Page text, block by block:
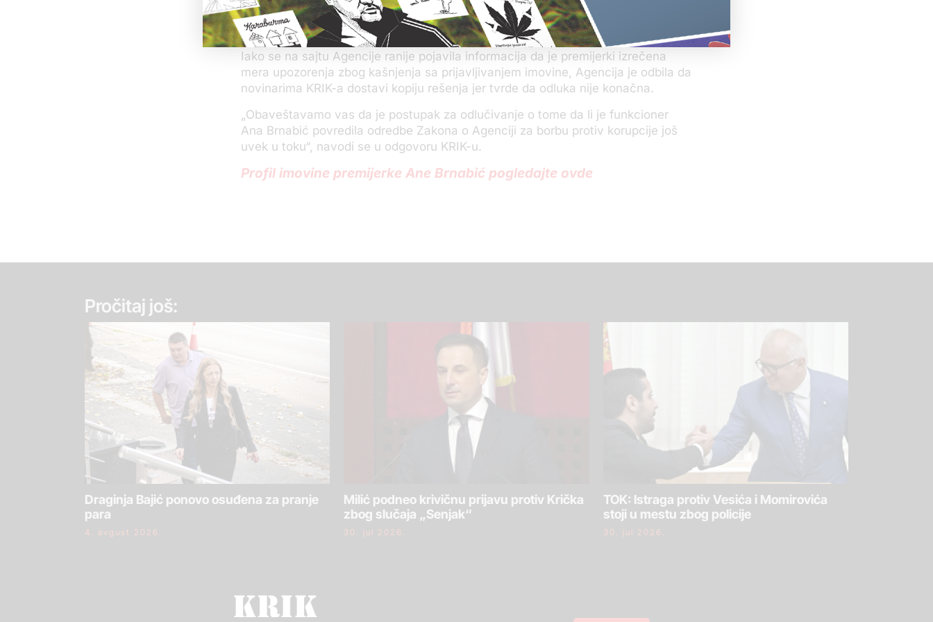
koje im je premijerka dostavila ne postoji informacija o površini nasleđene
imovine.
Iako se na sajtu Agencije ranije pojavila informacija da je premijerki izrečena
mera upozorenja zbog kašnjenja sa prijavljivanjem imovine, Agencija je odbila da
novinarima KRIK-a dostavi kopiju rešenja jer tvrde da odluka nije konačna.
„Obaveštavamo vas da je postupak za odlučivanje o tome da li je funkcioner
Ana Brnabić povredila odredbe Zakona o Agenciji za borbu protiv korupcije još
uvek u toku“, navodi se u odgovoru KRIK-u.
Profil imovine premijerke Ane Brnabić pogledajte ovde
Pročitaj još:
Draginja Bajić ponovo osuđena za pranje
para
4. avgust 2026.
Milić podneo krivičnu prijavu protiv Krička
zbog slučaja „Senjak“
30. jul 2026.
TOK: Istraga protiv Vesića i Momirovića
stoji u mestu zbog policije
30. jul 2026.